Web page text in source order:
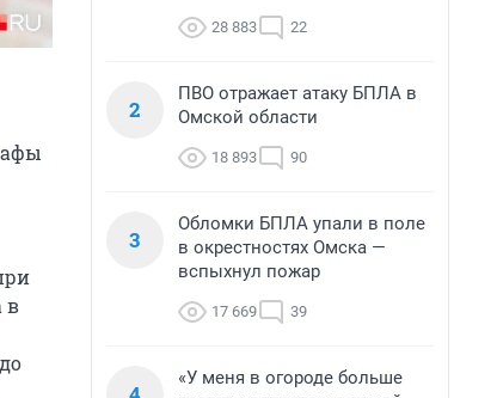
в
28 883 22
2
ПВО отражает атаку БПЛА в
Омской области
18 893 90
3
Обломки БПЛА упали в поле
в окрестностях Омска —
вспыхнул пожар
17 669 39
«У меня в огороде больше